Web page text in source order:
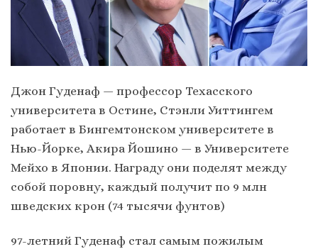
Джон Гуденаф — профессор Техасского
университета в Остине, Стэнли Уиттингем
работает в Бингемтонском университете в
Нью-Йорке, Акира Йошино — в Университете
Мейхо в Японии. Награду они поделят между
собой поровну, каждый получит по 9 млн
шведских крон (74 тысячи фунтов)
97-летний Гуденаф стал самым пожилым